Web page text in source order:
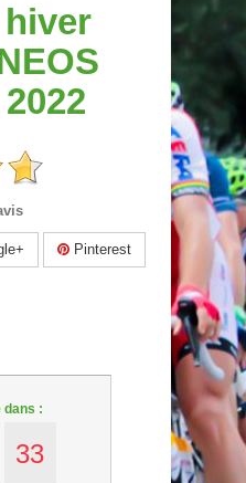
Pinterest
dans :
31